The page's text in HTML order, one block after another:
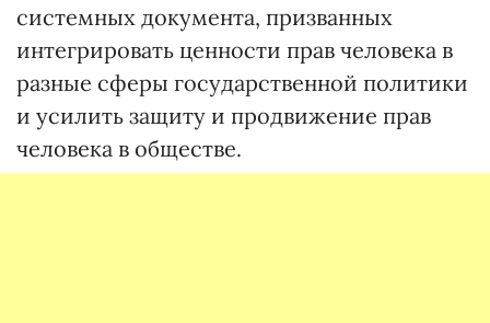
системных документа, призванных
интегрировать ценности прав человека в
разные сферы государственной политики
и усилить защиту и продвижение прав
человека в обществе.